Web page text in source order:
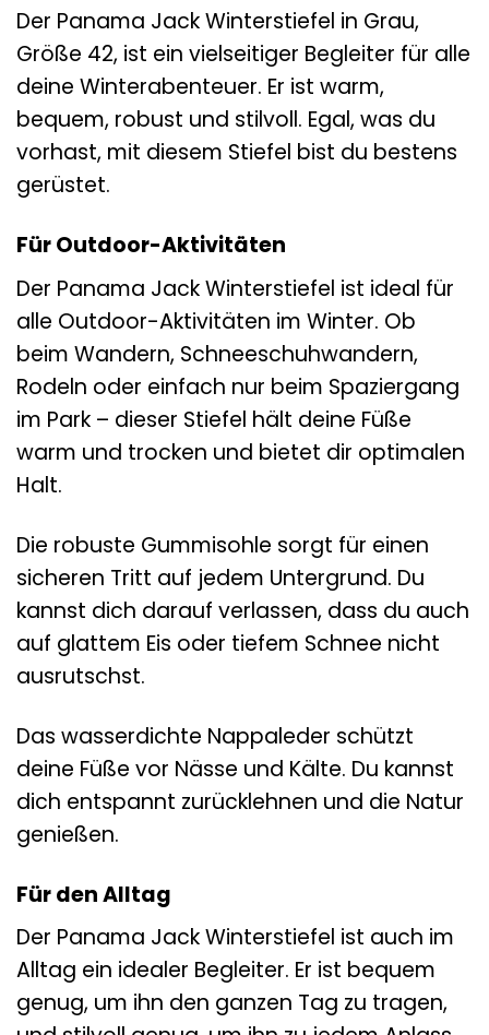
Der Panama Jack Winterstiefel in Grau,
Größe 42, ist ein vielseitiger Begleiter für alle
deine Winterabenteuer. Er ist warm,
bequem, robust und stilvoll. Egal, was du
vorhast, mit diesem Stiefel bist du bestens
gerüstet.
Für Outdoor-Aktivitäten
Der Panama Jack Winterstiefel ist ideal für
alle Outdoor-Aktivitäten im Winter. Ob
beim Wandern, Schneeschuhwandern,
Rodeln oder einfach nur beim Spaziergang
im Park – dieser Stiefel hält deine Füße
warm und trocken und bietet dir optimalen
Halt.
Die robuste Gummisohle sorgt für einen
sicheren Tritt auf jedem Untergrund. Du
kannst dich darauf verlassen, dass du auch
auf glattem Eis oder tiefem Schnee nicht
ausrutschst.
Das wasserdichte Nappaleder schützt
deine Füße vor Nässe und Kälte. Du kannst
dich entspannt zurücklehnen und die Natur
genießen.
Für den Alltag
Der Panama Jack Winterstiefel ist auch im
Alltag ein idealer Begleiter. Er ist bequem
genug, um ihn den ganzen Tag zu tragen,